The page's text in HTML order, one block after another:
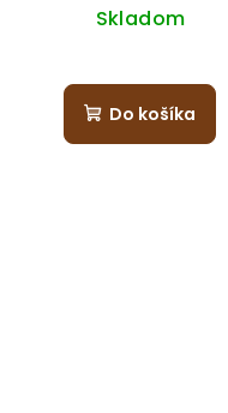
Skladom
Do košíka